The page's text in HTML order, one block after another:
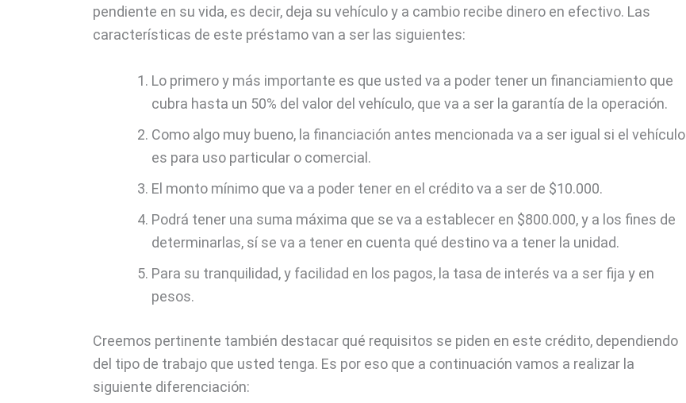
pendiente en su vida, es decir, deja su vehículo y a cambio recibe dinero en efectivo. Las
características de este préstamo van a ser las siguientes:
Lo primero y más importante es que usted va a poder tener un financiamiento que
cubra hasta un 50% del valor del vehículo, que va a ser la garantía de la operación.
Como algo muy bueno, la financiación antes mencionada va a ser igual si el vehículo
es para uso particular o comercial.
El monto mínimo que va a poder tener en el crédito va a ser de $10.000.
Podrá tener una suma máxima que se va a establecer en $800.000, y a los fines de
determinarlas, sí se va a tener en cuenta qué destino va a tener la unidad.
Para su tranquilidad, y facilidad en los pagos, la tasa de interés va a ser fija y en
pesos.
Creemos pertinente también destacar qué requisitos se piden en este crédito, dependiendo
del tipo de trabajo que usted tenga. Es por eso que a continuación vamos a realizar la
siguiente diferenciación: